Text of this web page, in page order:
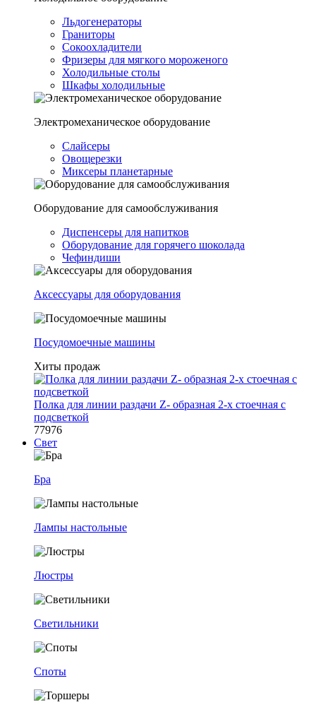
Льдогенераторы
Граниторы
Сокоохладители
Фризеры для мягкого мороженого
Холодильные столы
Шкафы холодильные
Электромеханическое оборудование
Слайсеры
Овощерезки
Миксеры планетарные
Оборудование для самообслуживания
Диспенсеры для напитков
Оборудование для горячего шоколада
Чефиндиши
Аксессуары для оборудования
Посудомоечные машины
Хиты продаж
Полка для линии раздачи Z- образная 2-х стоечная с
подсветкой
77976
Свет
Бра
Лампы настольные
Люстры
Светильники
Споты